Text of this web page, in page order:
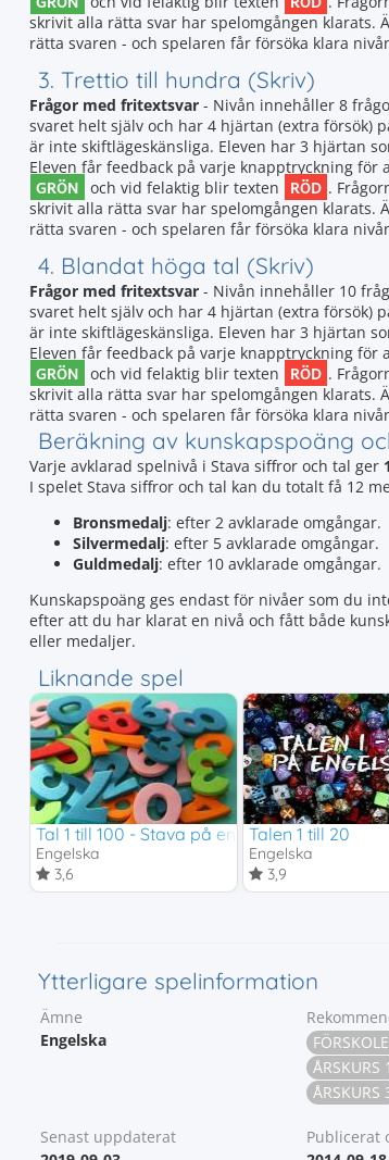
skrivit alla rätta svar har spelomgången
rätta svaren - och spelaren får försöka klara
3. Trettio till hundra (Skriv)
Frågor med fritextsvar - Nivån innehåller 8
svaret helt själv och har 4 hjärtan (extra försök)
är inte skiftlägeskänsliga. Eleven har 3 hjärtan
Eleven får feedback på varje knapptryckning
GRÖN och vid felaktig blir texten RÖD .
skrivit alla rätta svar har spelomgången
rätta svaren - och spelaren får försöka klara
4. Blandat höga tal (Skriv)
Frågor med fritextsvar - Nivån innehåller 10
svaret helt själv och har 4 hjärtan (extra försök)
är inte skiftlägeskänsliga. Eleven har 3 hjärtan
Eleven får feedback på varje knapptryckning
GRÖN och vid felaktig blir texten RÖD .
skrivit alla rätta svar har spelomgången
rätta svaren - och spelaren får försöka klara
Beräkning av kunskapspoäng
Varje avklarad spelnivå i Stava siffror och tal ger 1
I spelet Stava siffror och tal kan du totalt få 12
Bronsmedalj: efter 2 avklarade omgångar.
Silvermedalj: efter 5 avklarade omgångar.
Guldmedalj: efter 10 avklarade omgångar.
Kunskapspoäng ges endast för nivåer som du
efter att du har klarat en nivå och fått både
eller medaljer.
Liknande spel
Tal 1 till 100 - Stava på engelska
Engelska
3,6
Talen 1 till 20
Engelska
3,9
Ytterligare spelinformation
Ämne
Engelska
ÅRSKURS 1
ÅRSKURS
Senast uppdaterat
Publicerat